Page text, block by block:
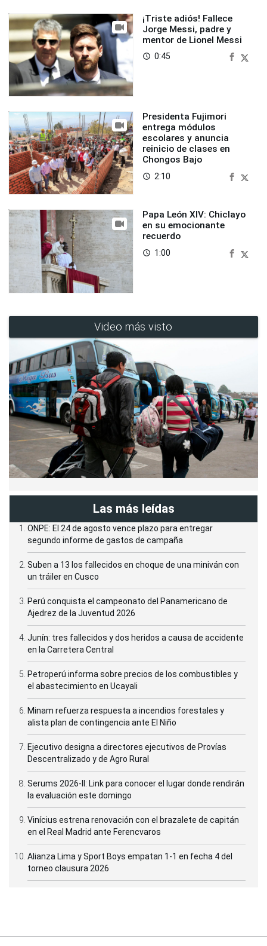
¡Triste adiós! Fallece
Jorge Messi, padre y
mentor de Lionel Messi
access_time 0:45
Presidenta Fujimori
entrega módulos
escolares y anuncia
reinicio de clases en
Chongos Bajo
access_time 2:10
Papa León XIV: Chiclayo
en su emocionante
recuerdo
access_time 1:00
Video más visto
Las más leídas
ONPE: El 24 de agosto vence plazo para entregar
segundo informe de gastos de campaña
Suben a 13 los fallecidos en choque de una miniván con
un tráiler en Cusco
Perú conquista el campeonato del Panamericano de
Ajedrez de la Juventud 2026
Junín: tres fallecidos y dos heridos a causa de accidente
en la Carretera Central
Petroperú informa sobre precios de los combustibles y
el abastecimiento en Ucayali
Minam refuerza respuesta a incendios forestales y
alista plan de contingencia ante El Niño
Ejecutivo designa a directores ejecutivos de Provías
Descentralizado y de Agro Rural
Serums 2026-II: Link para conocer el lugar donde rendirán
la evaluación este domingo
Vinícius estrena renovación con el brazalete de capitán
en el Real Madrid ante Ferencvaros
Alianza Lima y Sport Boys empatan 1-1 en fecha 4 del
torneo clausura 2026